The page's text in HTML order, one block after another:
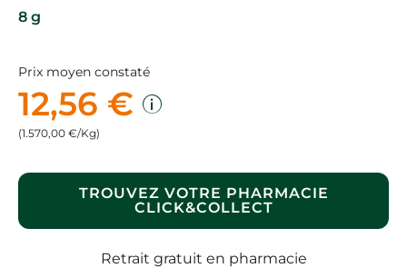
8 g
Prix moyen constaté
12,56 €
(1.570,00 €/Kg)
TROUVEZ VOTRE PHARMACIE
CLICK&COLLECT
Retrait gratuit en pharmacie